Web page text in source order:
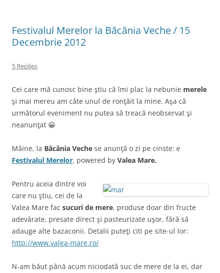
Festivalul Merelor la Băcănia Veche / 15
Decembrie 2012
5 Replies
Cei care mă cunosc bine ştiu că îmi plac la nebunie merele
şi mai mereu am câte unul de ronţăit la mine. Aşa că
următorul eveniment nu putea să treacă neobservat şi
neanunţat 😀
Mâine, la Băcănia Veche se anunţă o zi pe cinste: e
Festivalul Merelor, powered by Valea Mare.
Pentru aceia dintre voi
care nu ştiu, cei de la
Valea Mare fac sucuri de mere, produse doar din fructe
adevărate, presate direct şi pasteurizate uşor, fără să
adauge alte bazaconii. Detalii puteţi citi pe site-ul lor:
http://www.valea-mare.ro/
N-am băut până acum niciodată suc de mere de la ei, dar